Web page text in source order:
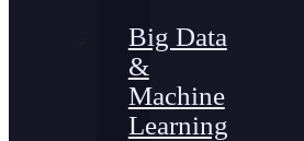
Big Data
&
Machine
Learning